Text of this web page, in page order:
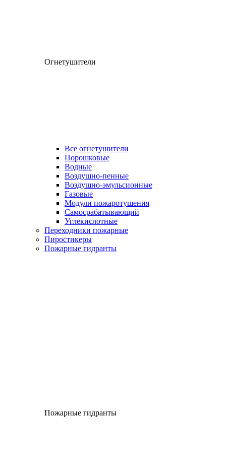
Огнетушители
Все огнетушители
Порошковые
Водные
Воздушно-пенные
Воздушно-эмульсионные
Газовые
Модули пожаротушения
Самосрабатывающий
Углекислотные
Переходники пожарные
Пиростикеры
Пожарные гидранты
Пожарные гидранты